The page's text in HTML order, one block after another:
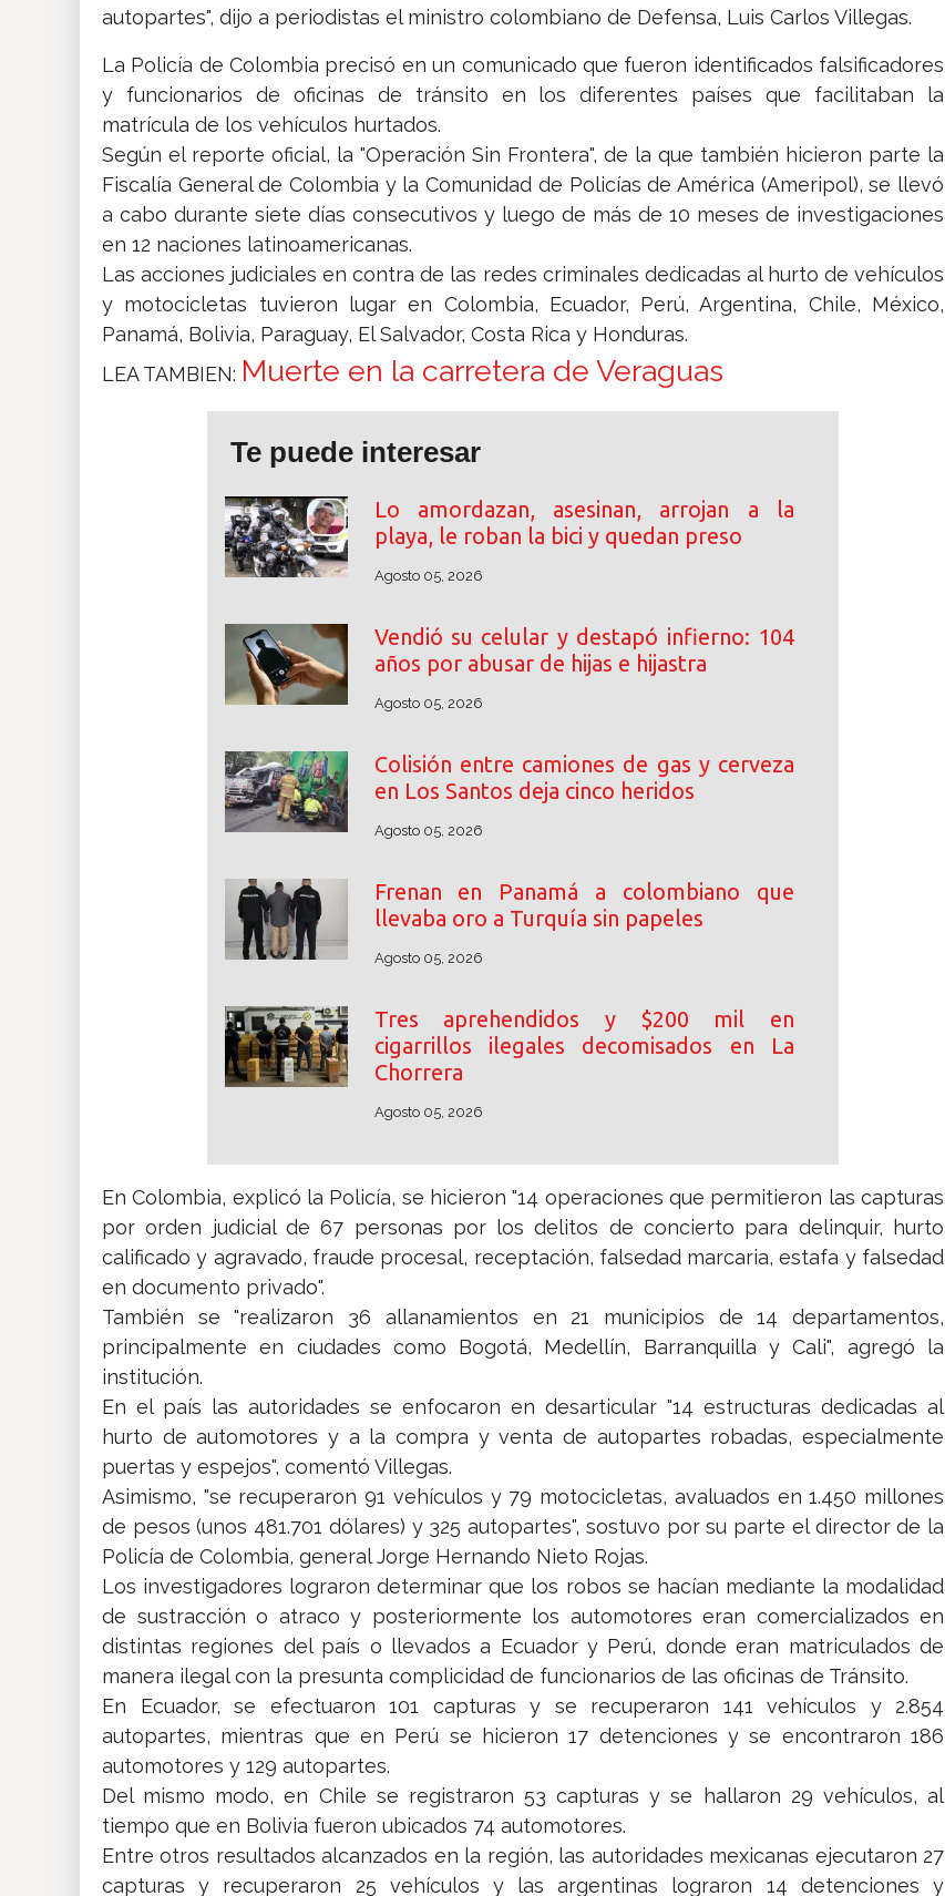
autopartes", dijo a periodistas el ministro colombiano de Defensa, Luis Carlos Villegas.
La Policía de Colombia precisó en un comunicado que fueron identificados falsificadores
y funcionarios de oficinas de tránsito en los diferentes países que facilitaban la
matrícula de los vehículos hurtados.
Según el reporte oficial, la "Operación Sin Frontera", de la que también hicieron parte la
Fiscalía General de Colombia y la Comunidad de Policías de América (Ameripol), se llevó
a cabo durante siete días consecutivos y luego de más de 10 meses de investigaciones
en 12 naciones latinoamericanas.
Las acciones judiciales en contra de las redes criminales dedicadas al hurto de vehículos
y motocicletas tuvieron lugar en Colombia, Ecuador, Perú, Argentina, Chile, México,
Panamá, Bolivia, Paraguay, El Salvador, Costa Rica y Honduras.
LEA TAMBIEN: Muerte en la carretera de Veraguas
Te puede interesar
Lo amordazan, asesinan, arrojan a la
playa, le roban la bici y quedan preso
Agosto 05, 2026
Vendió su celular y destapó infierno: 104
años por abusar de hijas e hijastra
Agosto 05, 2026
Colisión entre camiones de gas y cerveza
en Los Santos deja cinco heridos
Agosto 05, 2026
Frenan en Panamá a colombiano que
llevaba oro a Turquía sin papeles
Agosto 05, 2026
Tres aprehendidos y $200 mil en
cigarrillos ilegales decomisados en La
Chorrera
Agosto 05, 2026
En Colombia, explicó la Policía, se hicieron "14 operaciones que permitieron las capturas
por orden judicial de 67 personas por los delitos de concierto para delinquir, hurto
calificado y agravado, fraude procesal, receptación, falsedad marcaria, estafa y falsedad
en documento privado".
También se "realizaron 36 allanamientos en 21 municipios de 14 departamentos,
principalmente en ciudades como Bogotá, Medellín, Barranquilla y Cali", agregó la
institución.
En el país las autoridades se enfocaron en desarticular "14 estructuras dedicadas al
hurto de automotores y a la compra y venta de autopartes robadas, especialmente
puertas y espejos", comentó Villegas.
Asimismo, "se recuperaron 91 vehículos y 79 motocicletas, avaluados en 1.450 millones
de pesos (unos 481.701 dólares) y 325 autopartes", sostuvo por su parte el director de la
Policía de Colombia, general Jorge Hernando Nieto Rojas.
Los investigadores lograron determinar que los robos se hacían mediante la modalidad
de sustracción o atraco y posteriormente los automotores eran comercializados en
distintas regiones del país o llevados a Ecuador y Perú, donde eran matriculados de
manera ilegal con la presunta complicidad de funcionarios de las oficinas de Tránsito.
En Ecuador, se efectuaron 101 capturas y se recuperaron 141 vehículos y 2.854
autopartes, mientras que en Perú se hicieron 17 detenciones y se encontraron 186
automotores y 129 autopartes.
Del mismo modo, en Chile se registraron 53 capturas y se hallaron 29 vehículos, al
tiempo que en Bolivia fueron ubicados 74 automotores.
Entre otros resultados alcanzados en la región, las autoridades mexicanas ejecutaron 27
capturas y recuperaron 25 vehículos y las argentinas lograron 14 detenciones y